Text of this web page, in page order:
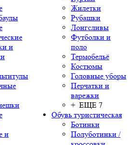
и
и
Жилетки
Рубашки
Лонгсливы
Футболки и
поло
Термобельё
Костюмы
Головные уборы
Перчатки и
варежки
+ ЕЩЕ 7
Обувь туристическая
Ботинки
Полуботинки /